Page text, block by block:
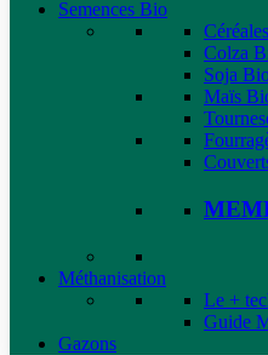
Semences Bio
Colza
Soja
Maïs
Méthanisation
Le +
Guide
Gazons